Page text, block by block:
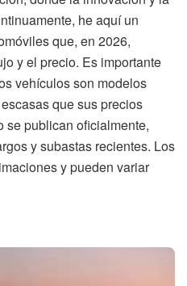
he aquí un
que, en 2026,
y el precio. Es importante
vehículos son modelos
que sus precios
se publican oficialmente,
y subastas recientes. Los
y pueden variar